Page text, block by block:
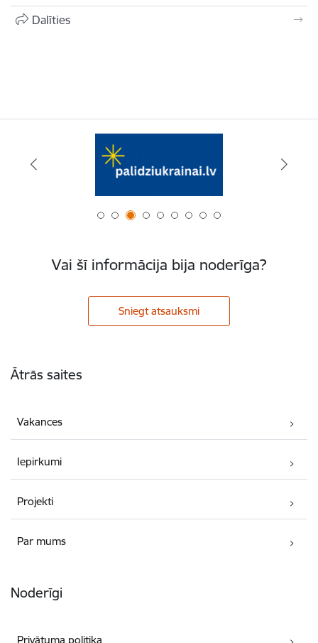
Dalīties
Vai šī informācija bija noderīga?
Sniegt atsauksmi
Ātrās saites
Vakances
Iepirkumi
Projekti
Par mums
Noderīgi
Privātuma politika